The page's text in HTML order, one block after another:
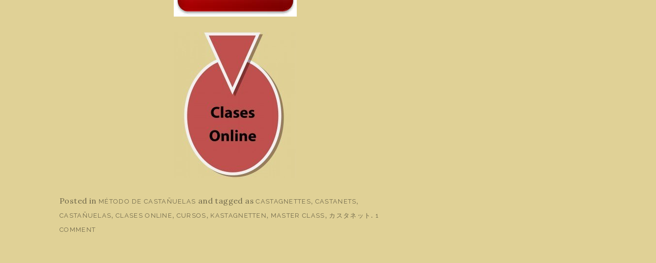
Posted in MÉTODO DE CASTAÑUELAS and tagged asCASTAGNETTES, CASTANETS,
CASTAÑUELAS,CLASES ONLINE , CURSOS , KASTAGNETTEN , MASTER CLASS , カスタネット . 1
COMMENT